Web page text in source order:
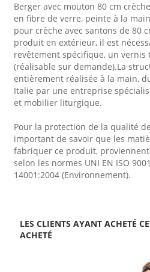
Berger avec mouton 80 cm
en fibre de verre, peinte à la
pour crèche avec santons de 80
produit en extérieur, il est
revêtement spécifique, un
(réalisable sur demande).La
entièrement réalisée à la main,
Italie par une entreprise
et mobilier liturgique.
Pour la protection de la qualité
important de savoir que les
fabriquer ce produit,
selon les normes UNI EN ISO
14001:2004 (Environnement).
LES CLIENTS AYANT ACHETÉ
ACHETÉ